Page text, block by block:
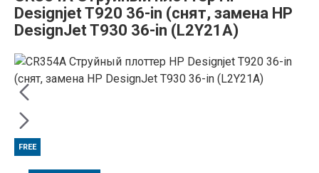
Designjet T920 36-in (снят, замена HP
DesignJet T930 36-in (L2Y21A)
FREE